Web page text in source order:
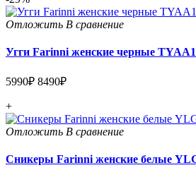
Отложить В сравнение
Угги Farinni женские черные
5990₽ 8490₽
+
Отложить В сравнение
Сникеры Farinni женские белые